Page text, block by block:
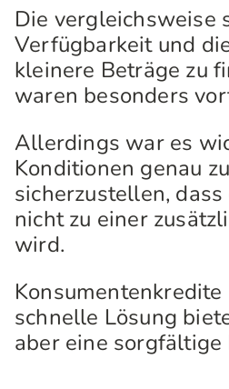
Die vergleichsweise
Verfügbarkeit und
kleinere Beträge zu
waren besonders
Allerdings war es
Konditionen genau
sicherzustellen,
nicht zu einer
wird.
schnelle Lösung
aber eine sorgfältige